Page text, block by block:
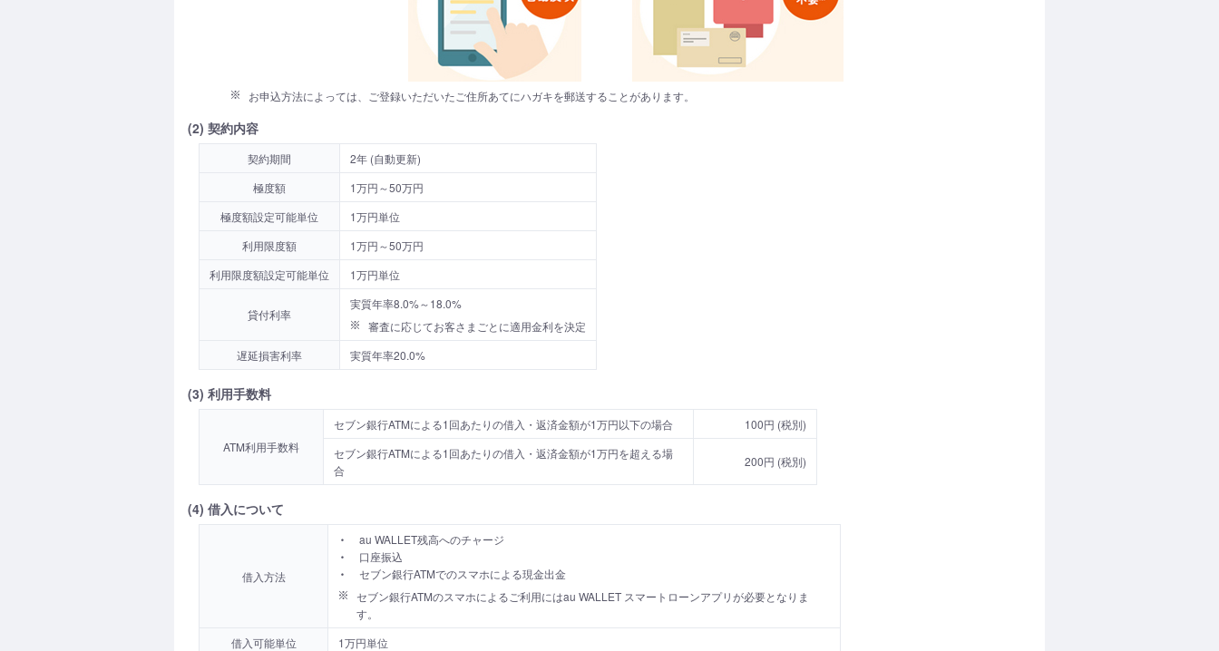
お申込方法によっては、ご登録いただいたご住所あてにハガキを郵送することがあります。
(2) 契約内容
契約期間
2年 (自動更新)
極度額
1万円～50万円
極度額設定可能単位
1万円単位
利用限度額
1万円～50万円
利用限度額設定可能単位
1万円単位
貸付利率
実質年率8.0%～18.0%
審査に応じてお客さまごとに適用金利を決定
遅延損害利率
実質年率20.0%
(3) 利用手数料
ATM利用手数料
セブン銀行ATMによる1回あたりの借入・返済金額が1万円以下の場合
100円 (税別)
セブン銀行ATMによる1回あたりの借入・返済金額が1万円を超える場
合
200円 (税別)
(4) 借入について
借入方法
au WALLET残高へのチャージ
口座振込
セブン銀行ATMでのスマホによる現金出金
セブン銀行ATMのスマホによるご利用にはau WALLET スマートローンアプリが必要となりま
す。
借入可能単位
1万円単位